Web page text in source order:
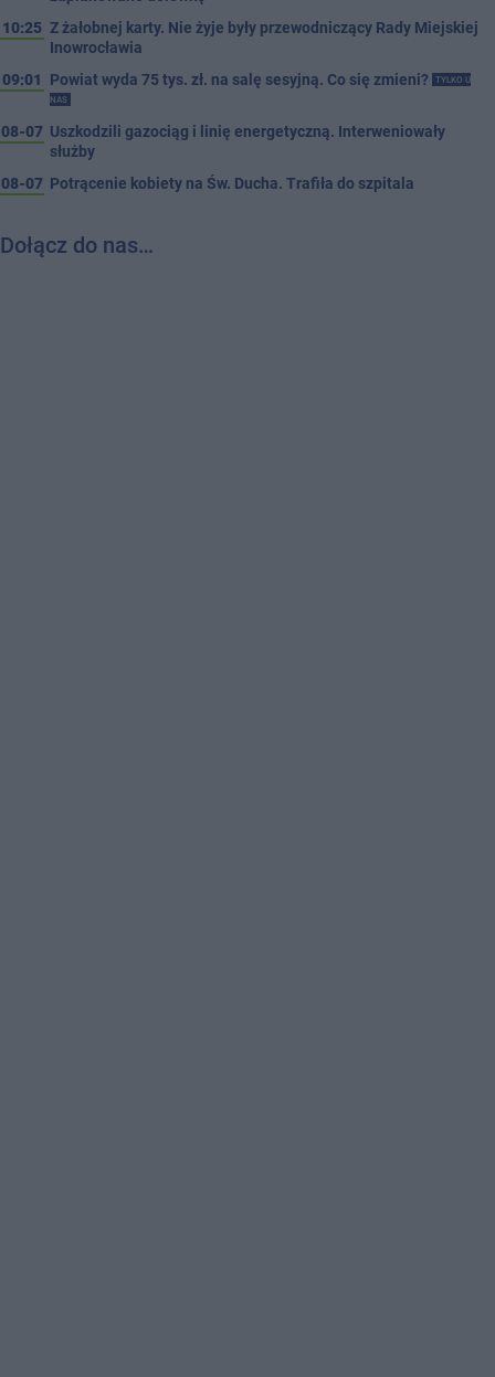
10:25 Z żałobnej karty. Nie żyje były przewodniczący Rady Miejskiej
Inowrocławia
09:01
Powiat wyda 75 tys. zł. na salę sesyjną. Co się zmieni?
TYLKO U
NAS
08-07 Uszkodzili gazociąg i linię energetyczną. Interweniowały
służby
08-07 Potrącenie kobiety na Św. Ducha. Trafiła do szpitala
Dołącz do nas…